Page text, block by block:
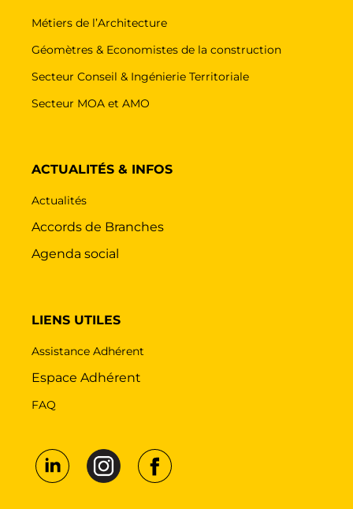
Métiers de l’Architecture
Géomètres & Economistes de la construction
Secteur Conseil & Ingénierie Territoriale
Secteur MOA et AMO
ACTUALITÉS & INFOS
Actualités
Accords de Branches
Agenda social
LIENS UTILES
Assistance Adhérent
Espace Adhérent
FAQ